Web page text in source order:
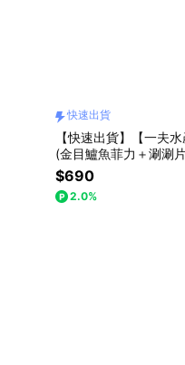
快速出貨
【快速出貨】【一夫
(金目鱸魚菲力＋涮涮
$690
2.0%